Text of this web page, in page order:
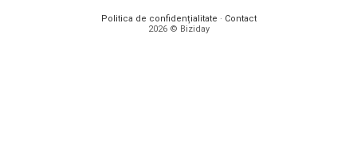
Politica de confidențialitate · Contact
2026 © Biziday